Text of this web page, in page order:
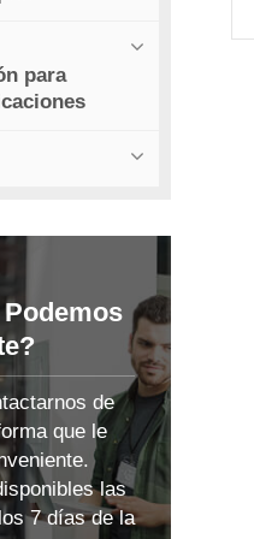
para
de
que le
las
7 días de la